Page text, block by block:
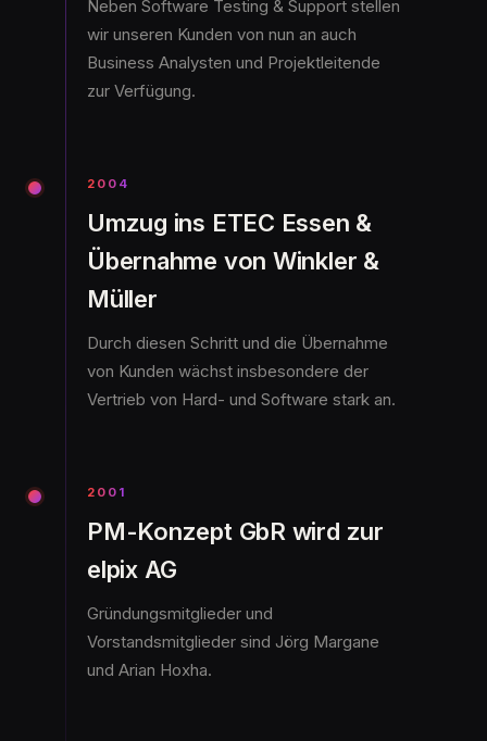
Neben Software Testing & Support stellen
wir unseren Kunden von nun an auch
Business Analysten und Projektleitende
zur Verfügung.
2004
Umzug ins ETEC Essen &
Übernahme von Winkler &
Müller
Durch diesen Schritt und die Übernahme
von Kunden wächst insbesondere der
Vertrieb von Hard- und Software stark an.
2001
PM-Konzept GbR wird zur
elpix AG
Gründungsmitglieder und
Vorstandsmitglieder sind Jörg Margane
und Arian Hoxha.